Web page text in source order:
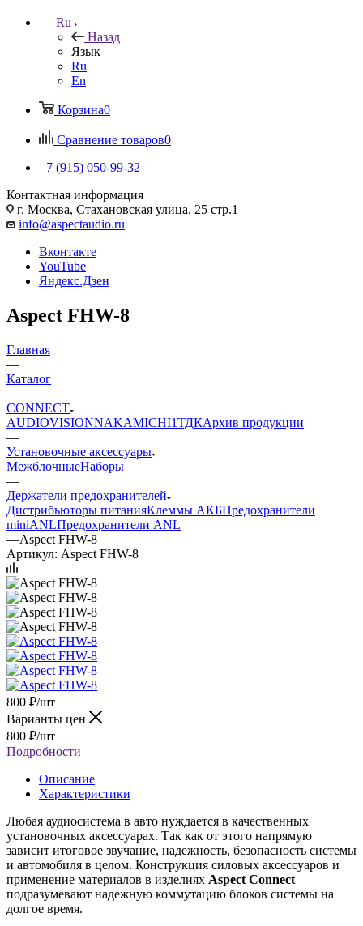
Ru
Назад
Язык
Ru
En
Корзина0
Сравнение товаров0
7 (915) 050-99-32
Контактная информация
г. Москва, Стахановская улица, 25 стр.1
info@aspectaudio.ru
Вконтакте
YouTube
Яндекс.Дзен
Aspect FHW-8
Главная
—
Каталог
—
CONNECT
AUDIOVISIONNAKAMICHI1ТДКАрхив продукции
—
Установочные аксессуары
МежблочныеНаборы
—
Держатели предохранителей
Дистрибьюторы питанияКлеммы АКБПредохранители
miniANLПредохранители ANL
—Aspect FHW-8
Артикул: Aspect FHW-8
800 ₽/шт
Варианты цен
800 ₽/шт
Подробности
Описание
Характеристики
Любая аудиосистема в авто нуждается в качественных
установочных аксессуарах. Так как от этого напрямую
зависит итоговое звучание, надежность, безопасность системы
и автомобиля в целом. Конструкция силовых аксессуаров и
применение материалов в изделиях Aspect Connect
подразумевают надежную коммутацию блоков системы на
долгое время.